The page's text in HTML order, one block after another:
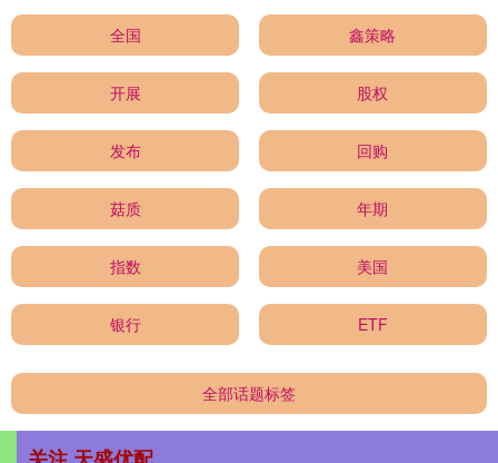
全国 鑫策略
开展 股权
发布 回购
菇质 年期
指数 美国
银行 ETF
全部话题标签